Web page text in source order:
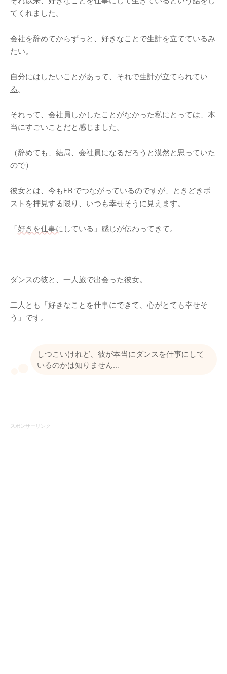
てくれました。
会社を辞めてからずっと、好きなことで生計を立てているみ
たい。
自分にはしたいことがあって、それで生計が立てられてい
る 。
それって、会社員しかしたことがなかった私にとっては、本
当にすごいことだと感じました。
（辞めても、結局、会社員になるだろうと漠然と思っていた
ので）
彼女とは、今もFB でつながっているのですが、ときどきポ
ストを拝見する限り、いつも幸せそうに見えます。
「好きを仕事に している」感じが伝わってきて。
ダンスの彼と、一人旅で出会った彼女。
二人とも「好きなことを仕事にできて、心がとても幸せそ
う」です。
しつこいけれど、彼が本当にダンスを仕事にして
いるのかは知りません…
スポンサーリンク